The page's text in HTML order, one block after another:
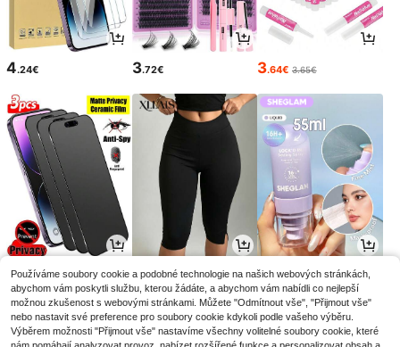
4.24€ 3.72€ 3.64€ 3.65€
3.90€ 11.38€ 6.48€
Používáme soubory cookie a podobné technologie na našich webových stránkách,
abychom vám poskytli službu, kterou žádáte, a abychom vám nabídli co nejlepší
možnou zkušenost s webovými stránkami. Můžete "Odmítnout vše", "Přijmout vše"
nebo nastavit své preference pro soubory cookie kdykoli podle vašeho výběru.
Výběrem možnosti "Přijmout vše" nastavíme všechny volitelné soubory cookie, které